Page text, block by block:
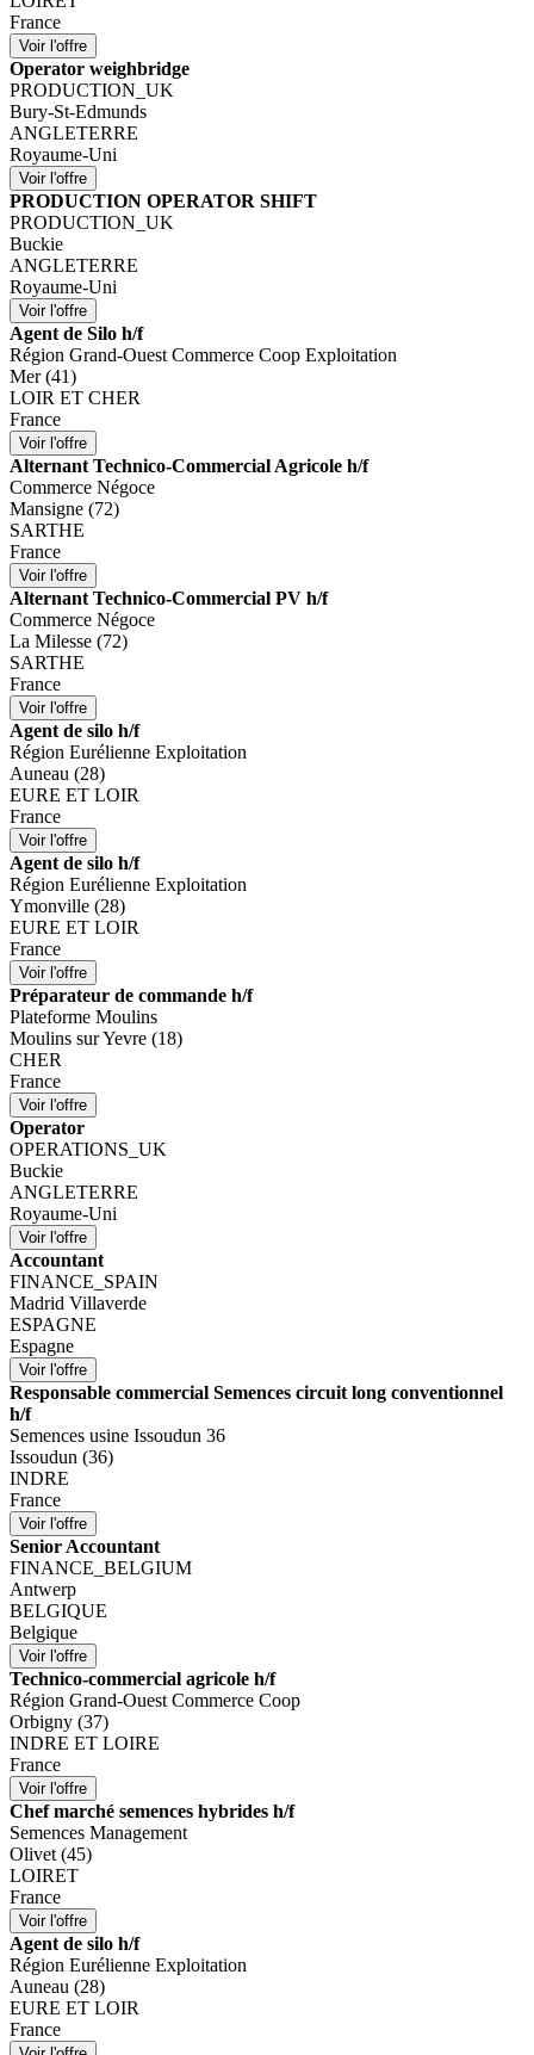
France
Operator weighbridge
PRODUCTION_UK
Bury-St-Edmunds
ANGLETERRE
Royaume-Uni
PRODUCTION OPERATOR SHIFT
PRODUCTION_UK
Buckie
ANGLETERRE
Royaume-Uni
Agent de Silo h/f
Région Grand-Ouest Commerce Coop Exploitation
Mer (41)
LOIR ET CHER
France
Alternant Technico-Commercial Agricole h/f
Commerce Négoce
Mansigne (72)
SARTHE
France
Alternant Technico-Commercial PV h/f
Commerce Négoce
La Milesse (72)
SARTHE
France
Agent de silo h/f
Région Eurélienne Exploitation
Auneau (28)
EURE ET LOIR
France
Agent de silo h/f
Région Eurélienne Exploitation
Ymonville (28)
EURE ET LOIR
France
Préparateur de commande h/f
Plateforme Moulins
Moulins sur Yevre (18)
CHER
France
Operator
OPERATIONS_UK
Buckie
ANGLETERRE
Royaume-Uni
Accountant
FINANCE_SPAIN
Madrid Villaverde
ESPAGNE
Espagne
Responsable commercial Semences circuit long conventionnel
h/f
Semences usine Issoudun 36
Issoudun (36)
INDRE
France
Senior Accountant
FINANCE_BELGIUM
Antwerp
BELGIQUE
Belgique
Technico-commercial agricole h/f
Région Grand-Ouest Commerce Coop
Orbigny (37)
INDRE ET LOIRE
France
Chef marché semences hybrides h/f
Semences Management
Olivet (45)
LOIRET
France
Agent de silo h/f
Région Eurélienne Exploitation
Auneau (28)
EURE ET LOIR
France